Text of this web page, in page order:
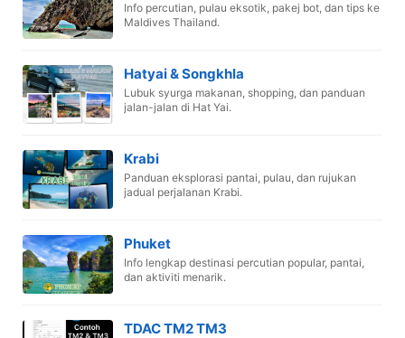
Info percutian, pulau eksotik, pakej bot, dan tips ke
Maldives Thailand.
Hatyai & Songkhla
Lubuk syurga makanan, shopping, dan panduan
jalan-jalan di Hat Yai.
Krabi
Panduan eksplorasi pantai, pulau, dan rujukan
jadual perjalanan Krabi.
Phuket
Info lengkap destinasi percutian popular, pantai,
dan aktiviti menarik.
TDAC TM2 TM3